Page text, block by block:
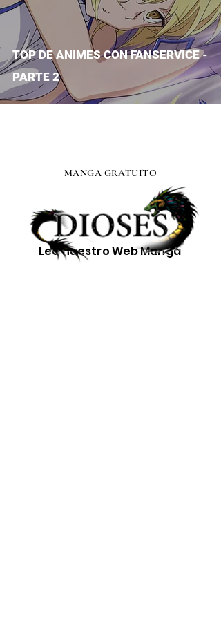
TOP DE ANIMES CON FANSERVICE -
PARTE 2
Lee nuestroWeb Manga
MANGA GRATUITO